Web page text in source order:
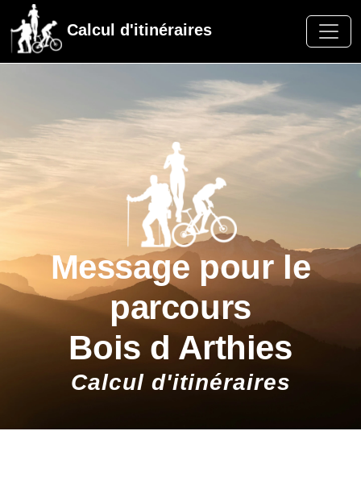
Calcul d'itinéraires
Message pour le
parcours
Bois d Arthies
Calcul d'itinéraires